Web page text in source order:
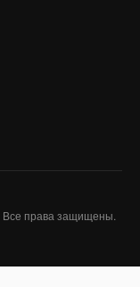
Все права защищены.